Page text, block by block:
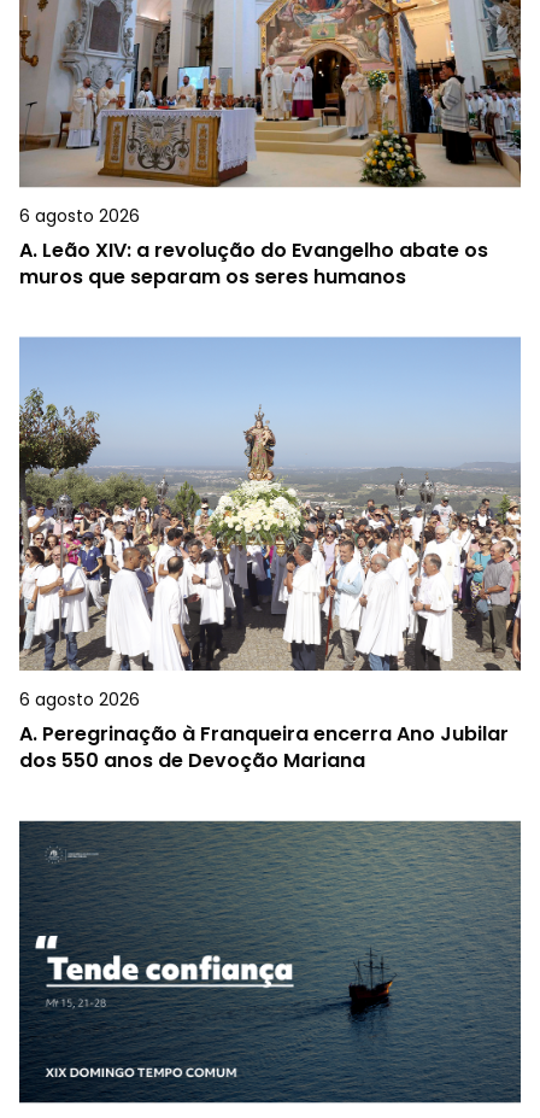
6 agosto 2026
A. Leão XIV: a revolução do Evangelho abate os
muros que separam os seres humanos
6 agosto 2026
A. Peregrinação à Franqueira encerra Ano Jubilar
dos 550 anos de Devoção Mariana